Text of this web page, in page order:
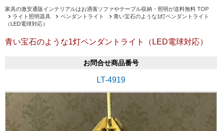
家具の激安通販インテリアルはお洒落ソファやテーブル収納・照明が送料無料 TOP
ライト照明器具
ペンダントライト
青い宝石のような1灯ペンダントライト
（LED電球対応）
青い宝石のような1灯ペンダントライト（LED電球対応）
お問合せ商品番号
LT-4919